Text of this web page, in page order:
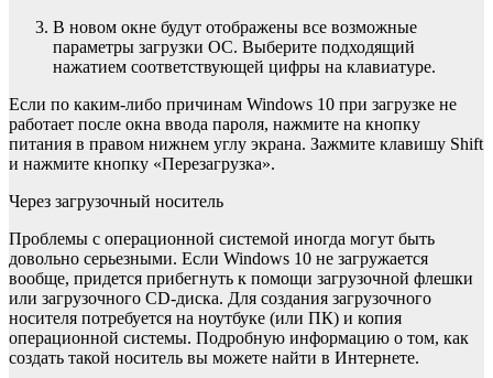
В новом окне будут отображены все возможные
параметры загрузки ОС. Выберите подходящий
нажатием соответствующей цифры на клавиатуре.
Если по каким-либо причинам Windows 10 при загрузке не
работает после окна ввода пароля, нажмите на кнопку
питания в правом нижнем углу экрана. Зажмите клавишу Shift
и нажмите кнопку «Перезагрузка».
Через загрузочный носитель
Проблемы с операционной системой иногда могут быть
довольно серьезными. Если Windows 10 не загружается
вообще, придется прибегнуть к помощи загрузочной флешки
или загрузочного CD-диска. Для создания загрузочного
носителя потребуется на ноутбуке (или ПК) и копия
операционной системы. Подробную информацию о том, как
создать такой носитель вы можете найти в Интернете.